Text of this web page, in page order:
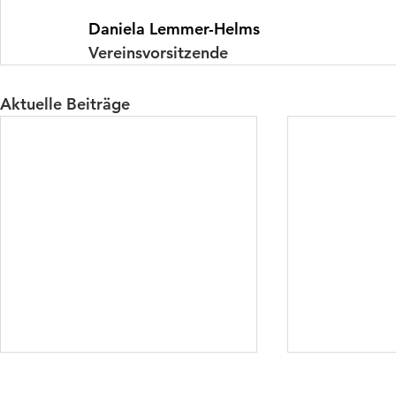
Daniela Lemmer-Helms
Vereinsvorsitzende
Aktuelle Beiträge